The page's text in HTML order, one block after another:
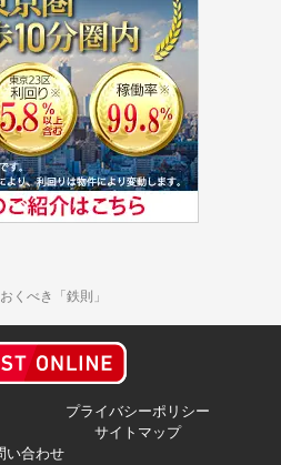
くべき「鉄則」
プライバシーポリシー
サイトマップ
い合わせ